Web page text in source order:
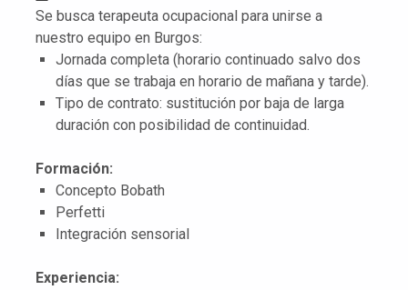
Se busca terapeuta ocupacional para unirse a
nuestro equipo en Burgos:
Jornada completa (horario continuado salvo dos
días que se trabaja en horario de mañana y tarde).
Tipo de contrato: sustitución por baja de larga
duración con posibilidad de continuidad.
Formación:
Concepto Bobath
Perfetti
Integración sensorial
Experiencia: